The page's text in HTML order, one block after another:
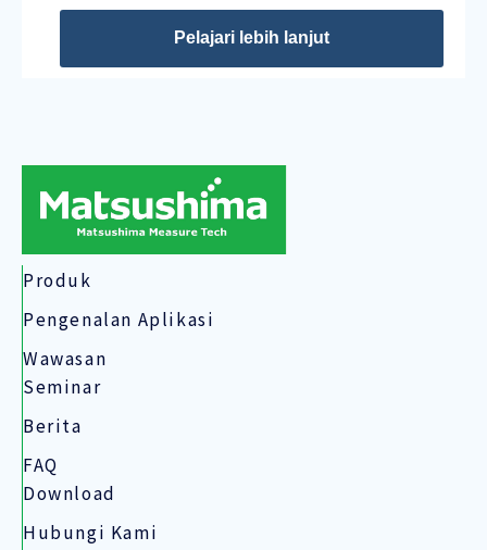
Pelajari lebih lanjut
Produk
Pengenalan Aplikasi
Wawasan
Seminar
Berita
FAQ
Download
Hubungi Kami